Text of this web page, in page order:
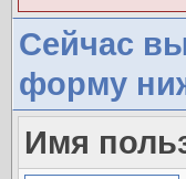
Сейчас
форму
Имя